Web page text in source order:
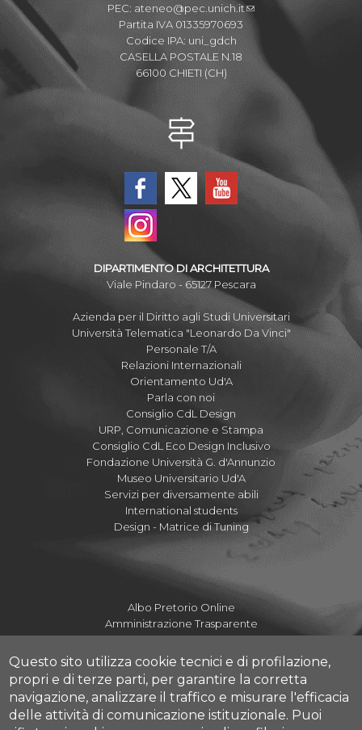
PEC: ateneo@pec.unich.it
Partita IVA 01335970693
Codice IPA: uni_gdch
CASELLA POSTALE N.18
66100 CHIETI (CH)
DIPARTIMENTO DI ARCHITETTURA
Viale Pindaro - 65127 Pescara
Azienda per il Diritto agli Studi Universitari
Università Telematica "Leonardo Da Vinci"
Personale T/A
Relazioni Internazionali
Orientamento Ud'A
Parla con noi
Consiglio CdL Design
URP, Comunicazione e Stampa
Consiglio CdL Eco Design Inclusivo
Fondazione Università G. d'Annunzio
Museo Universitario Ud'A
Servizi per diversamente abili
International students
Design - Matrice di Tuning
Albo Pretorio Online
Amministrazione Trasparente
Mettiamoci la Faccia
Fatturazione elettronica UdA
Fatturazione elettronica DdA
Dove siamo
Numeri utili Campus
Mappa Campus Pescara
Questo sito utilizza cookie tecnici e di profilazione,
propri e di terze parti, per garantire la corretta
navigazione, analizzare il traffico e misurare l'efficacia
delle attività di comunicazione istituzionale. Puoi